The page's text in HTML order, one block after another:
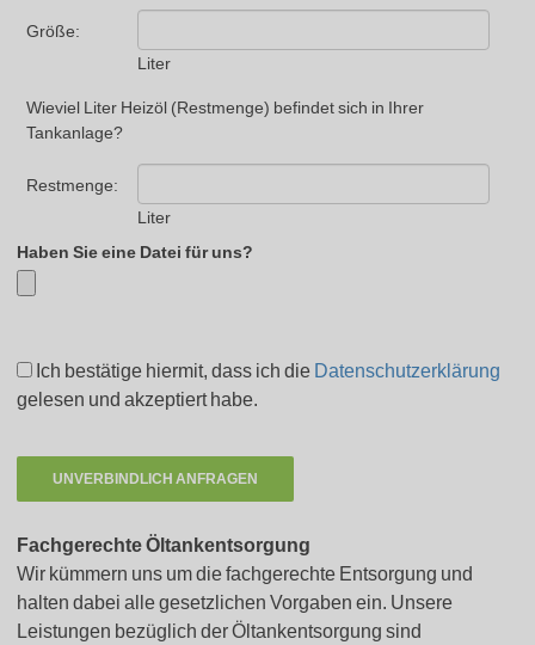
Größe:
Liter
Wieviel Liter Heizöl (Restmenge) befindet sich in Ihrer
Tankanlage?
Restmenge:
Liter
Haben Sie eine Datei für uns?
Ich bestätige hiermit, dass ich die Datenschutzerklärung
gelesen und akzeptiert habe.
Fachgerechte Öltankentsorgung
Wir kümmern uns um die fachgerechte Entsorgung und
halten dabei alle gesetzlichen Vorgaben ein. Unsere
Leistungen bezüglich der Öltankentsorgung sind